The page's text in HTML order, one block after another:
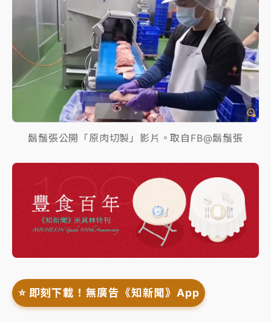
鬍鬚張公開「原肉切製」影片。取自FB@鬍鬚張
⭐️ 即刻下載！無廣告《知新聞》App